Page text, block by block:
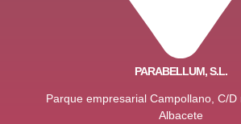
PARABELLUM, S.L.
Parque empresarial Campollano, C/D
Albacete